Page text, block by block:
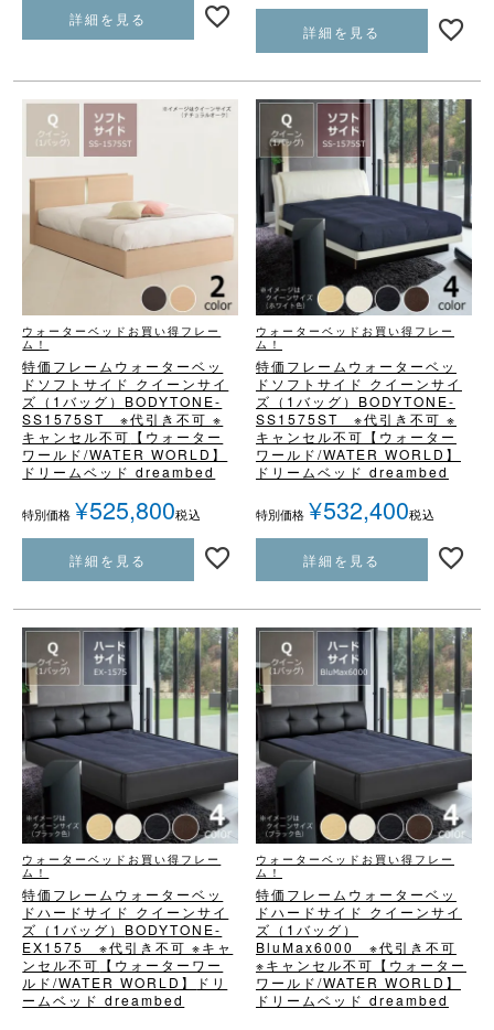
詳細を見る
詳細を見る
ウォーターベッドお買い得フレー
ム！
特価フレームウォーターベッ
ド ソフトサイド クイーンサイ
ズ（1バッグ） BODYTONE-
SS1575ST ※代引き不可 ※
キャンセル不可 【ウォーター
ワールド/WATER WORLD】
ドリームベッド dreambed
特別価格 ¥525,800税込
詳細を見る
ウォーターベッドお買い得フレー
ム！
特価フレームウォーターベッ
ド ソフトサイド クイーンサイ
ズ（1バッグ） BODYTONE-
SS1575ST ※代引き不可 ※
キャンセル不可 【ウォーター
ワールド/WATER WORLD】
ドリームベッド dreambed
特別価格 ¥532,400税込
詳細を見る
ウォーターベッドお買い得フレー
ム！
特価フレームウォーターベッ
ドハードサイド クイーンサイ
ズ（1バッグ） BODYTONE-
EX1575 ※代引き不可 ※キャ
ンセル不可 【ウォーターワー
ルド/WATER WORLD】
ドリ
ームベッド dreambed
ウォーターベッドお買い得フレー
ム！
特価フレームウォーターベッ
ドハードサイド クイーンサイ
ズ（1バッグ）
BluMax6000 ※代引き不可
※キャンセル不可 【ウォーター
ワールド/WATER WORLD】
ドリームベッド dreambed